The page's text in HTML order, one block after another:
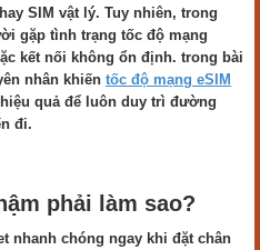
SIM vật lý. Tuy nhiên, trong
gặp tình trạng tốc độ mạng
kết nối không ổn định. trong bài
nhân khiến tốc độ mạng eSIM
quả để luôn duy trì đường
đi.
phải làm sao?
nhanh chóng ngay khi đặt chân